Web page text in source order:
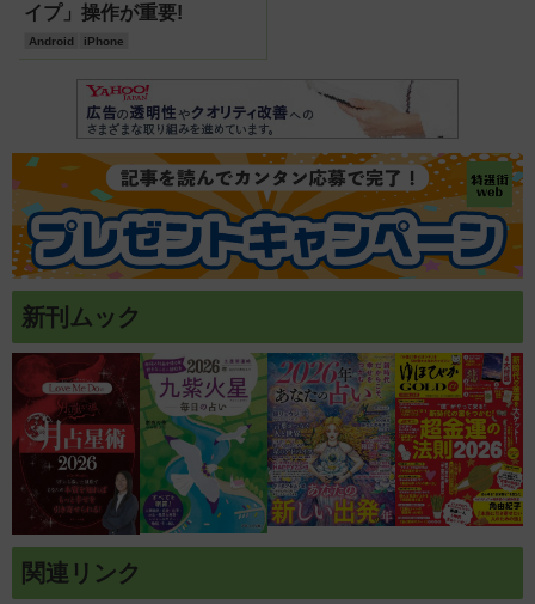
イプ」操作が重要!
Android iPhone
新刊ムック
関連リンク